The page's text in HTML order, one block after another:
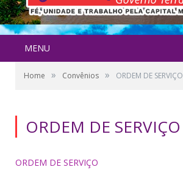
MENU
Home » Convênios » ORDEM DE SERVIÇO
ORDEM DE SERVIÇO
ORDEM DE SERVIÇO